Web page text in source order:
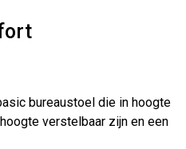
bureaustoel die in hoogte
verstelbaar zijn en een